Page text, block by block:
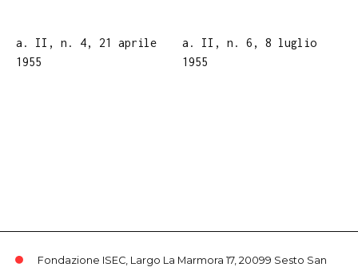
a. II, n. 4, 21 aprile
1955
a. II, n. 6, 8 luglio
1955
Fondazione ISEC, Largo La Marmora 17, 20099 Sesto San